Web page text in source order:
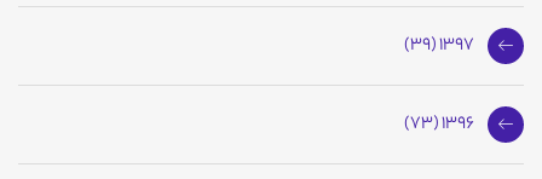
1397 (39)
1396 (73)